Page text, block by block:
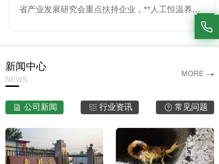
省产业发展研究会重点扶持企业，**人工恒温养蝎
新闻中心
NEWS
MORE
公司新闻 行业资讯 常见问题